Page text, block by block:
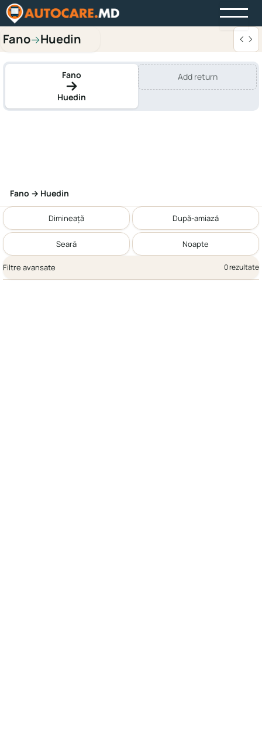
Fano→Huedin
Fano
Huedin
Add return
Fano → Huedin
Dimineață După-amiază
Seară Noapte
Filtre avansate 0 rezultate